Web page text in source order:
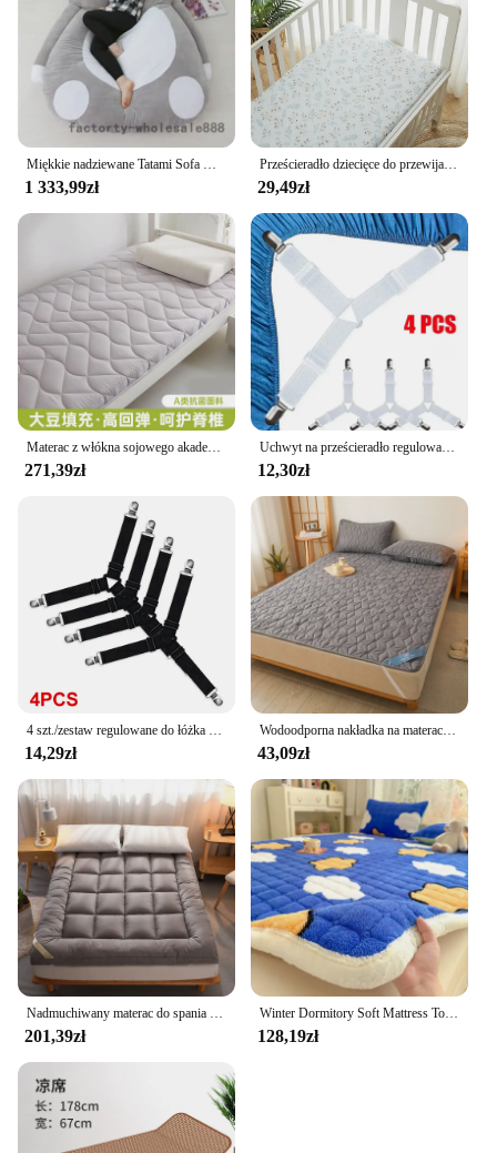
Miękkie nadziewane Tatami Sofa wypełnione łóżko dywan Beanbag materac na piętro w domu sen Pad miękkie wygodne pościel wyposażenie domu
1 333,99zł
Prześcieradło dziecięce do przewijania noworodka Solidne/drukowane oddychające prześcieradła do łóżeczka Kołyski Pokrowiec na materac
29,49zł
Materac z włókna sojowego akademik jednoosobowy pokój akademicki łóżko piętrowe wyściełany materac do domu
271,39zł
Uchwyt na prześcieradło regulowane elastyczne 12 klipsów uchwyt stały zapięcia na materac koce do przykrycia chwytaków mocujących pasek antypoślizgowy
12,30zł
4 szt./zestaw regulowane do łóżka zaczepów do prześcieradeł na prześcieradło pokrycie materaca koce uchwyt na kołdry organizują gadżety
14,29zł
Wodoodporna nakładka na materac z elastyczną opaską pikowana podkładka ochronna narzuta na łóżko zimowy pokrowiec na materac na pojedyncze/podwójne łóżko 140/160
43,09zł
Nadmuchiwany materac do spania meble podłogowe 3-stopniowy składany topper pianka z pamięcią kształtu sandały futon torebki Tatami okulary przeciwsłoneczne męskie
201,39zł
Winter Dormitory Soft Mattress Toppers Thick Warm Coral Velvet Bed Sheet Non-slip Mattress Cover Thin Bed Pad Tatami Floor Mat
128,19zł